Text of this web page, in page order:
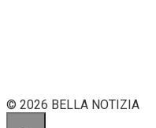
© 2026 BELLA NOTIZIA